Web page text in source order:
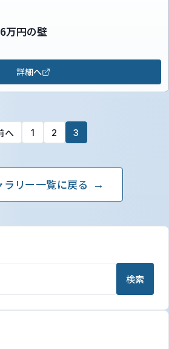
万円の壁
詳細へ
へ 1 2 3
ラリー一覧に戻る
検索